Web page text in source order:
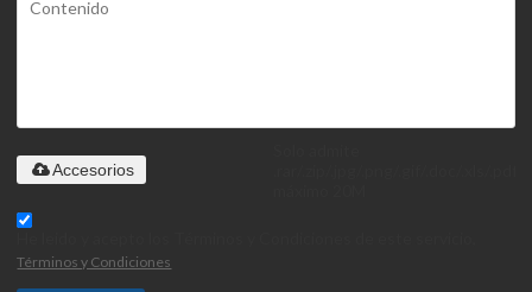
Accesorios
Términos y Condiciones